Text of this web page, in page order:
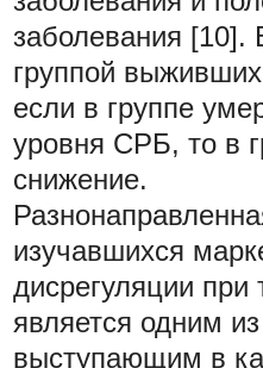
заболевания [10].
группой
если в группе
уровня СРБ, то в
снижение.
изучавшихся
дисрегуляции
является одним
выступающим в